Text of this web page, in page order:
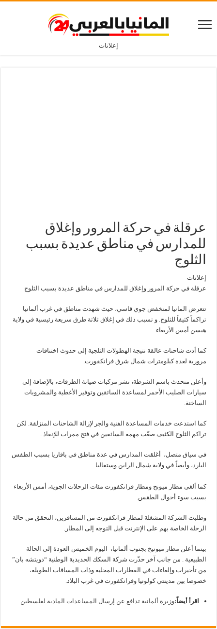
إعلانات
عرقلة في حركة المرور وإغلاق
للمدارس في مناطق عديدة بسبب
الثلوج
إعلانات
عرقلة في حركة المرور وإغلاق للمدارس في مناطق عديدة بسبب الثلوج
تتعرض المانيا لمنخفض جوي قاسي، حيث شهدت مناطق في غرب ألمانيا
تراكماً كثيفاً للثلوج. و تسبب ذلك في إغلاق ثلاثة طرق سريعة رئيسية في ولاية
هيسن أمس الأربعاء .
كما أدت شاحنات عالقة نتيجة الهطولات الثلجية إلى حدوث اختناقات
مرورية لعدة كيلومترات شمال شرق فرانكفورت.
وأعلن متحدث باسم الشرطة، نشر مركبات صيانة الطرقات، بالإضافة إلى
سيارات الصليب الأحمر لمساعدة السائقين وتوفير الأغطية والمشروبات
الساخنة.
كما استدعت خدمات المساعدة الفنية والجر لإزالة الشاحنات المنزلقة. لكن
تراكم الثلوج الكثيف صعّب مهمة السائقين في فتح ممرات للإنقاذ .
في سياق متصل، أغلقت المدارس في عدة مناطق في بافاريا بسبب الطقس
البارد، وأيضاً في ولاية شمال الراين وستفاليا.
كما ألغى مطار ميونخ ومطار فرانكفورت مئات الرحلات الجوية، أمس الأربعاء
بسبب سوء أحوال الطقس.
وطلبت الشركة المشغلة لمطار فرانكفورت من المسافرين، التحقق من حالة
الرحلة الخاصة بهم على الإنترنت قبل التوجه إلى المطار.
بينما أعلن مطار ميونيخ بجنوب ألمانيا، اليوم الخميس العودة إلى الحالة
الطبيعية . من جانب آخر حذّرت شركة السكك الحديدية الوطنية “دويتشه بان”
من تأخيرات وإلغاءات في القطارات المحلية وذات المسافات الطويلة،
خصوصا بين مدينتي كولونيا وفرانكفورت في غرب البلاد.
اقرأ أيضاً:وزيرة ألمانية تدافع عن إرسال المساعدات المادية لفلسطين